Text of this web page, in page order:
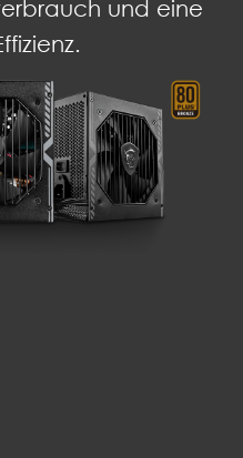
und eine